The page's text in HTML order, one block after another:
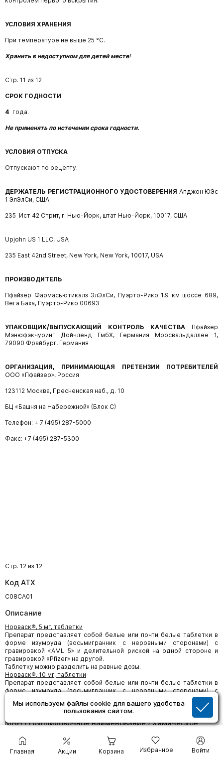
Мы используем файлы cookie для вашего удобства
пользования сайтом.
Главная Акции Корзина Избранное Войти
УСЛОВИЯ ХРАНЕНИЯ
При температуре не выше 25 °С.
Хранить в недоступном для детей месте!
Стр. 11 из 12
СРОК ГОДНОСТИ
4 года.
Не применять по истечении срока годности.
УСЛОВИЯ ОТПУСКА
Отпускают по рецепту.
ДЕРЖАТЕЛЬ РЕГИСТРАЦИОННОГО УДОСТОВЕРЕНИЯ Апджон ЮЭс
1 ЭлЭлСи, США
235 Ист 42 Стрит, г. Нью-Йорк, штат Нью-Йорк, 10017, США
Upjohn US 1 LLC, USA
235 East 42nd Street, New York, New York, 10017, USA
ПРОИЗВОДИТЕЛЬ
Пфайзер Фармасьютикалз ЭлЭлСи, Пуэрто-Рико 1,9 км шоссе 689,
Вега Баха, Пуэрто-Рико 00693
УПАКОВЩИК/ВЫПУСКАЮЩИЙ КОНТРОЛЬ КАЧЕСТВА Пфайзер
Мэнюфэкчуринг Дойчленд ГмбХ, Германия Моосвальдаллее 1,
79090 Фрайбург, Германия
ОРГАНИЗАЦИЯ, ПРИНИМАЮЩАЯ ПРЕТЕНЗИИ ПОТРЕБИТЕЛЕЙ
ООО «Пфайзер», Россия
123112 Москва, Пресненская наб., д. 10
БЦ «Башня на Набережной» (Блок С)
Телефон: + 7 (495) 287-5000
Факс: +7 (495) 287-5300
Стр. 12 из 12
Код АТХ
C08CA01
Описание
Норваск®, 5 мг, таблетки
Препарат представляет собой белые или почти белые таблетки в
форме изумруда (восьмигранник с неровными сторонами) с
гравировкой «AML 5» и делительной риской на одной стороне и
гравировкой «Pfizer» на другой.
Таблетку можно разделить на равные дозы.
Норваск®, 10 мг, таблетки
Препарат представляет собой белые или почти белые таблетки в
форме изумруда (восьмигранник с неровными сторонами) с
гравировкой «AML-10» на одной стороне и гравировкой «Pfizer» на
другой.
МНН / Группировочное наименование / Химическое
амлодипин.